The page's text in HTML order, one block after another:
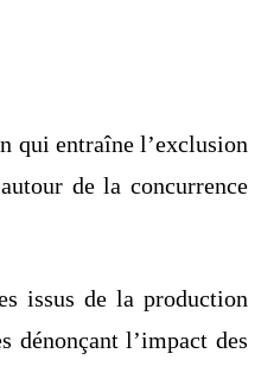
qui entraîne l’exclusion
de la concurrence
issus de la production
dénonçant l’impact des